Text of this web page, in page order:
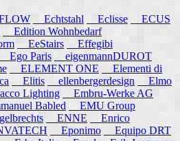
Echtstahl Eclisse
ECUS
Edition Wohnbedarf
EeStairs
Effegibi
Ego Paris
eigenmannDUROT
ELEMENT ONE
Elementi di
Elitis ellenbergerdesign
Elmo
Lighting
Embru-Werke AG
Babled
EMU Group
ENNE
Enrico
Eponimo
Equipo DRT